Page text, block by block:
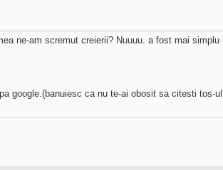
ne-am scremut creierii? Nuuuu. a fost mai
google.(banuiesc ca nu te-ai obosit sa citesti tos-